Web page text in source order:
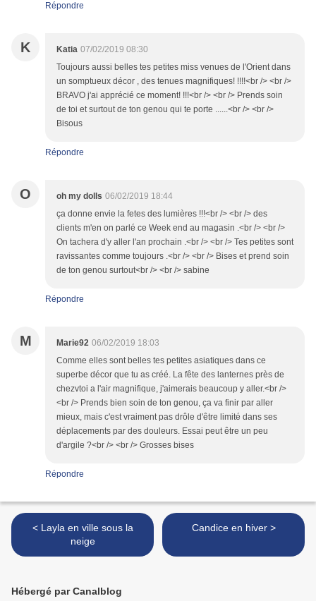
Répondre
K Katia 07/02/2019 08:30
Toujours aussi belles tes petites miss venues de l'Orient dans
un somptueux décor , des tenues magnifiques! !!!!<br /> <br />
BRAVO j'ai apprécié ce moment! !!!<br /> <br /> Prends soin
de toi et surtout de ton genou qui te porte ......<br /> <br />
Bisous
Répondre
O oh my dolls 06/02/2019 18:44
ça donne envie la fetes des lumières !!!<br /> <br /> des
clients m'en on parlé ce Week end au magasin .<br /> <br />
On tachera d'y aller l'an prochain .<br /> <br /> Tes petites sont
ravissantes comme toujours .<br /> <br /> Bises et prend soin
de ton genou surtout<br /> <br /> sabine
Répondre
M Marie92 06/02/2019 18:03
Comme elles sont belles tes petites asiatiques dans ce
superbe décor que tu as créé. La fête des lanternes près de
chezvtoi a l'air magnifique, j'aimerais beaucoup y aller.<br />
<br /> Prends bien soin de ton genou, ça va finir par aller
mieux, mais c'est vraiment pas drôle d'être limité dans ses
déplacements par des douleurs. Essai peut être un peu
d'argile ?<br /> <br /> Grosses bises
Répondre
< Layla en ville sous la
neige
Candice en hiver >
Hébergé par Canalblog